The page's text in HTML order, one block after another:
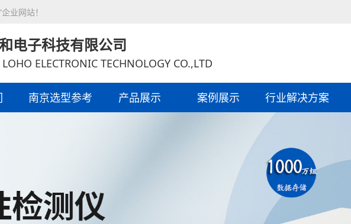
业网站！
电子科技有限公司
ELECTRONIC TECHNOLOGY CO.,LTD
南京选型参考 产品展示 案例展示 行业解决方案
用于汽车控制器密封性检测，车灯防水测试，天线气密性检测，充电枪防水检
，车载摄像头气密性检测，汽车尾灯气密性测试等领域，根据不同的需求，提